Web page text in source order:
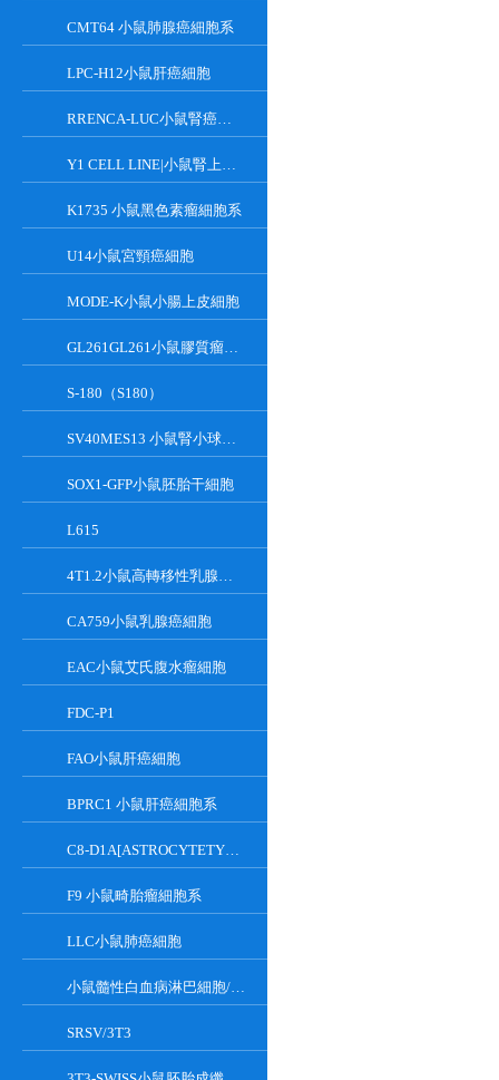
CMT64 小鼠肺腺癌細胞系
LPC-H12小鼠肝癌細胞
RRENCA-LUC小鼠腎癌細胞LUC轉染株
Y1 CELL LINE|小鼠腎上腺皮質瘤細胞
K1735 小鼠黑色素瘤細胞系
U14小鼠宮頸癌細胞
MODE-K小鼠小腸上皮細胞
GL261GL261小鼠膠質瘤細胞
S-180（S180）
SV40MES13 小鼠腎小球系膜細胞
SOX1-GFP小鼠胚胎干細胞
L615
4T1.2小鼠高轉移性乳腺癌細胞
CA759小鼠乳腺癌細胞
EAC小鼠艾氏腹水瘤細胞
FDC-P1
FAO小鼠肝癌細胞
BPRC1 小鼠肝癌細胞系
C8-D1A[ASTROCYTETYPEICLONE]小鼠小腦細胞
F9 小鼠畸胎瘤細胞系
LLC小鼠肺癌細胞
小鼠髓性白血病淋巴細胞/小鼠白血病G-CSF依賴性細胞
SRSV/3T3